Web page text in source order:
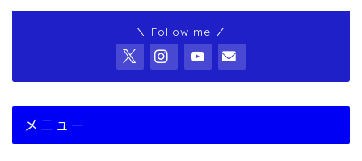
＼ Follow me ／
メニュー